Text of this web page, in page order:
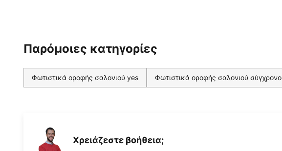
Παρόμοιες κατηγορίες
Φωτιστικά οροφής σαλονιού yes Φωτιστικά οροφής σαλονιού σύγχρονο
Χρειάζεστε βοήθεια;